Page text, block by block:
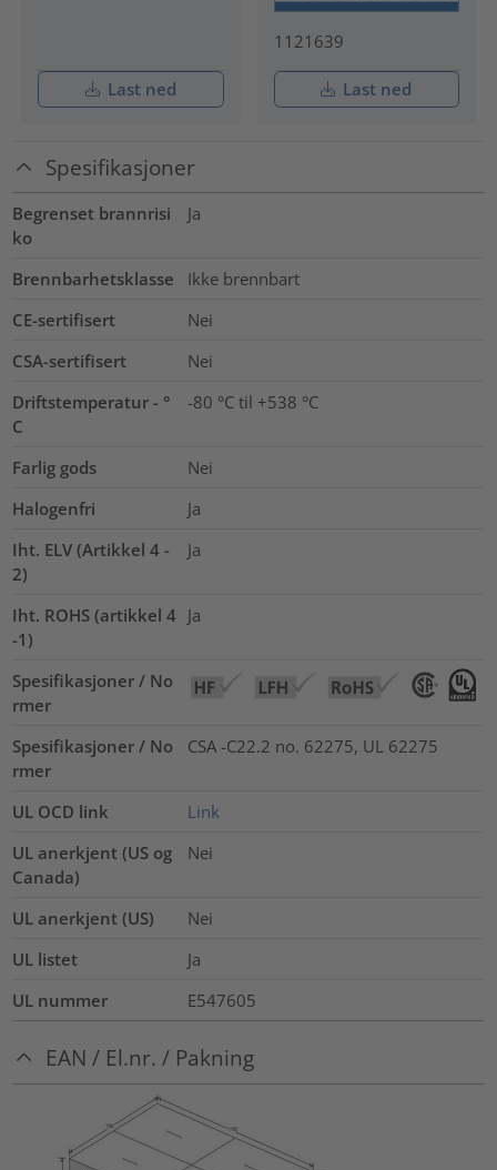
Last ned
1121639
Last ned
Spesifikasjoner
Begrenset brannrisi
ko
Ja
Brennbarhetsklasse
Ikke brennbart
CE-sertifisert
Nei
CSA-sertifisert
Nei
Driftstemperatur - °
C
-80 °C til +538 °C
Farlig gods
Nei
Halogenfri
Ja
Iht. ELV (Artikkel 4 -
2)
Ja
Iht. ROHS (artikkel 4
-1)
Ja
Spesifikasjoner / No
rmer
Spesifikasjoner / No
rmer
CSA -C22.2 no. 62275, UL 62275
UL OCD link
Link
UL anerkjent (US og
Canada)
Nei
UL anerkjent (US)
Nei
UL listet
Ja
UL nummer
E547605
EAN / El.nr. / Pakning